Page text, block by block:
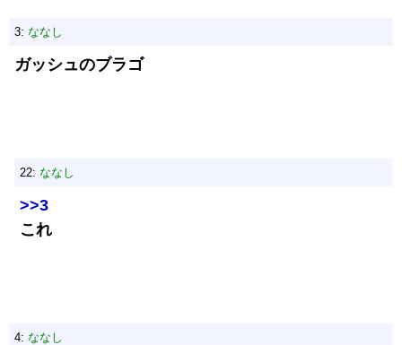
3: ななし
ガッシュのブラゴ
22: ななし
>>3
これ
4: ななし